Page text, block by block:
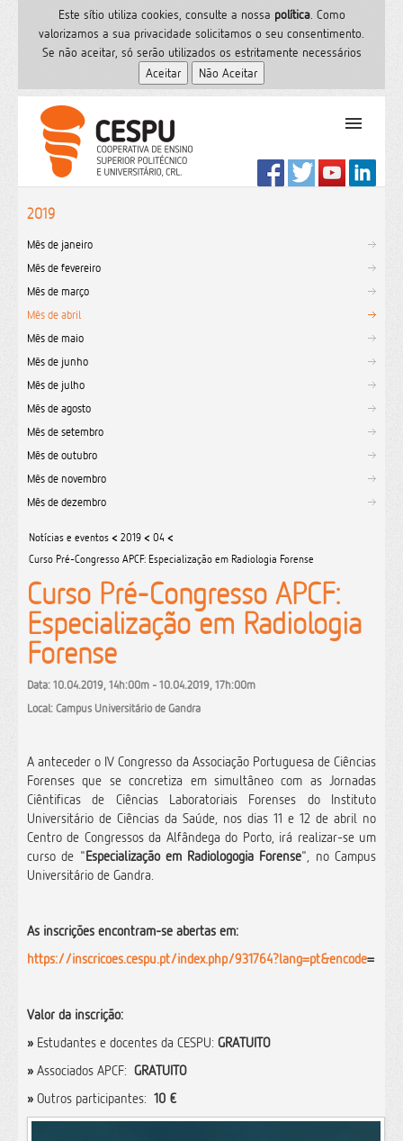
Este sítio utiliza cookies, consulte a nossa polí­tica. Como
valorizamos a sua privacidade solicitamos o seu consentimento.
Se não aceitar, só serão utilizados os estritamente necessários
PT
Início
Formação
CESPU
Sites do grupo
Utilizador
Contactos
2019
Mês de janeiro
Mês de fevereiro
Mês de março
Mês de abril
Mês de maio
Mês de junho
Mês de julho
Mês de agosto
Mês de setembro
Mês de outubro
Mês de novembro
Mês de dezembro
Notícias e eventos < 2019 < 04 <
Curso Pré-Congresso APCF: Especialização em Radiologia Forense
Curso Pré-Congresso APCF:
Especialização em Radiologia
Forense
Data: 10.04.2019, 14h:00m - 10.04.2019, 17h:00m
Local: Campus Universitário de Gandra
A anteceder o IV Congresso da Associação Portuguesa de Ciências
Forenses que se concretiza em simultâneo com as Jornadas
Ciêntificas de Ciências Laboratoriais Forenses do Instituto
Universitário de Ciências da Saúde, nos dias 11 e 12 de abril no
Centro de Congressos da Alfândega do Porto, irá realizar-se um
curso de "Especialização em Radiologogia Forense", no Campus
Universitário de Gandra.
As inscrições encontram-se abertas em:
https://inscricoes.cespu.pt/index.php/931764?lang=pt&encode=
Valor da inscrição:
» Estudantes e docentes da CESPU: GRATUITO
» Associados APCF: GRATUITO
» Outros participantes: 10 €